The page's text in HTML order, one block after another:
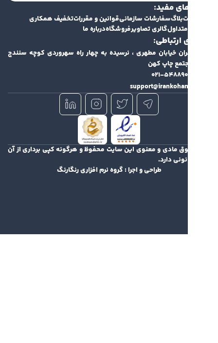
مفید:
سفارشات سازمانیقوانین و مقرراتتخفیف همکاری
گالری تصاویرفروشگاهدرباره ما
ارتباطی:
خیابان مطهری ، نرسیده به چهار راه سهروردی کوچه سنندج
۵۴۸۸۹۰۰۰
مادی و معنوی این سایت محفوظ و هرگونه کپی برداری از آن
طراحی و اجرا :گروه نرم افزاری رنگارنگ